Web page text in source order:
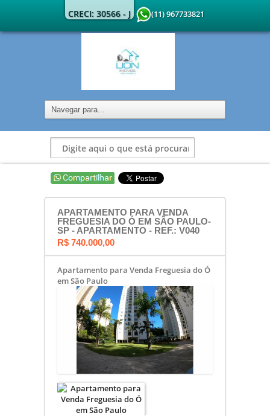
CRECI: 30566 - J (11) 967733821
APARTAMENTO PARA VENDA
FREGUESIA DO Ó EM SÃO PAULO-
SP - APARTAMENTO - REF.: V040
R$ 740.000,00
Apartamento para Venda Freguesia do Ó
em São Paulo